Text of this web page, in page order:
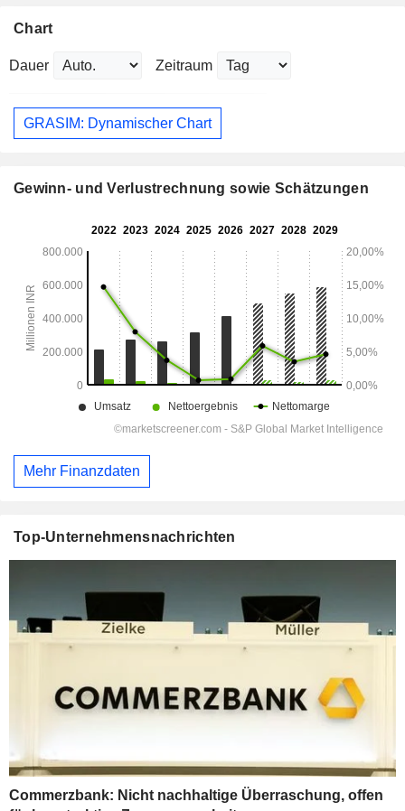
Chart
Dauer Zeitraum
GRASIM: Dynamischer Chart
Gewinn- und Verlustrechnung sowie Schätzungen
Mehr Finanzdaten
Top-Unternehmensnachrichten
Commerzbank: Nicht nachhaltige Überraschung, offen